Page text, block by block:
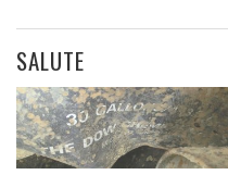
SALUTE